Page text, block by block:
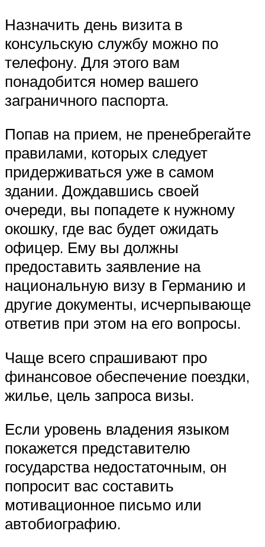
Назначить день визита в
консульскую службу можно по
телефону. Для этого вам
понадобится номер вашего
заграничного паспорта.
Попав на прием, не пренебрегайте
правилами, которых следует
придерживаться уже в самом
здании. Дождавшись своей
очереди, вы попадете к нужному
окошку, где вас будет ожидать
офицер. Ему вы должны
предоставить заявление на
национальную визу в Германию и
другие документы, исчерпывающе
ответив при этом на его вопросы.
Чаще всего спрашивают про
финансовое обеспечение поездки,
жилье, цель запроса визы.
Если уровень владения языком
покажется представителю
государства недостаточным, он
попросит вас составить
мотивационное письмо или
автобиографию.